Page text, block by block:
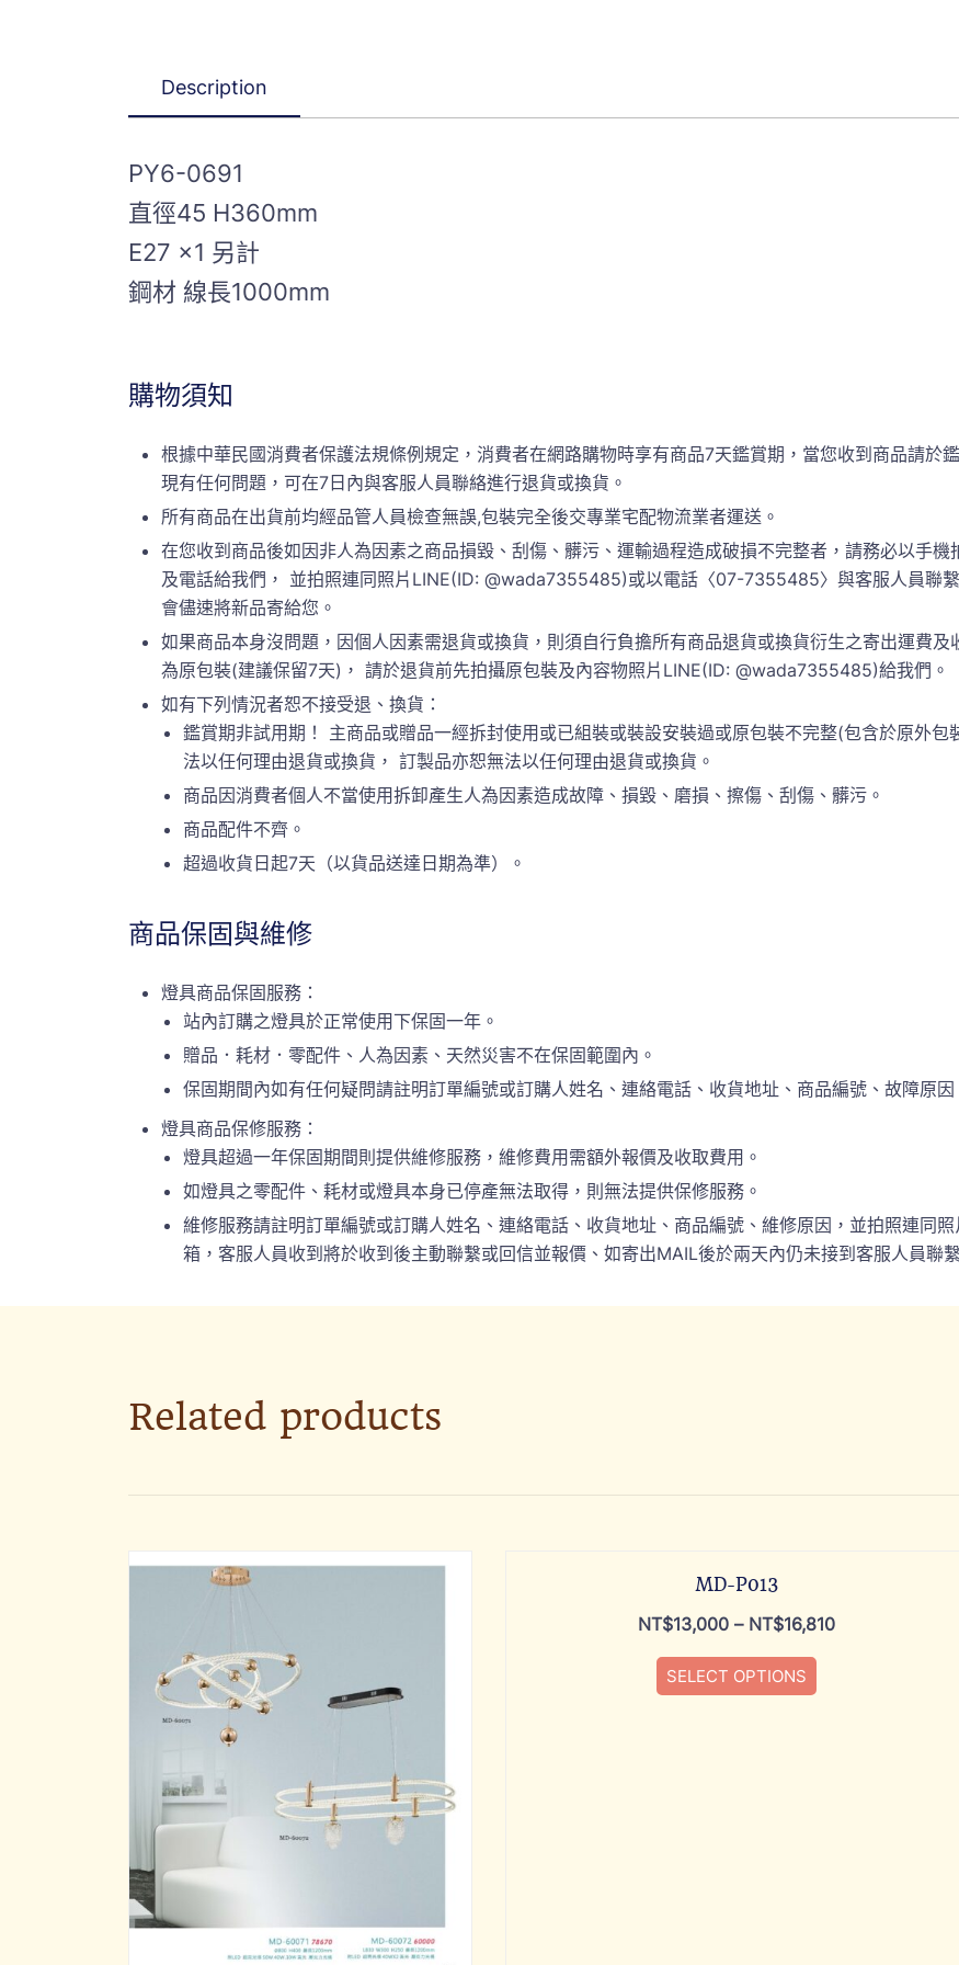
Description
PY6-0691
直徑45 H360mm
E27 x1 另計
鋼材 線長1000mm
購物須知
根據中華民國消費者保護法規條例規定，消費者在網路購物時享有商品7天鑑賞期，當您收到商品請於
現有任何問題，可在7日內與客服人員聯絡進行退貨或換貨。
所有商品在出貨前均經品管人員檢查無誤,包裝完全後交專業宅配物流業者運送。
在您收到商品後如因非人為因素之商品損毀、刮傷、髒污、運輸過程造成破損不完整者，請務必以手
及電話給我們， 並拍照連同照片LINE(ID: @wada7355485)或以電話〈07-7355485〉與客服人員聯
會儘速將新品寄給您。
如果商品本身沒問題，因個人因素需退貨或換貨，則須自行負擔所有商品退貨或換貨衍生之寄出運費
為原包裝(建議保留7天)， 請於退貨前先拍攝原包裝及內容物照片LINE(ID: @wada7355485)給我們。
如有下列情況者恕不接受退、換貨：
鑑賞期非試用期！ 主商品或贈品一經拆封使用或已組裝或裝設安裝過或原包裝不完整(包含於原外
法以任何理由退貨或換貨， 訂製品亦恕無法以任何理由退貨或換貨。
商品因消費者個人不當使用拆卸產生人為因素造成故障、損毀、磨損、擦傷、刮傷、髒污。
商品配件不齊。
超過收貨日起7天（以貨品送達日期為準）。
商品保固與維修
燈具商品保固服務：
站內訂購之燈具於正常使用下保固一年。
贈品．耗材．零配件、人為因素、天然災害不在保固範圍內。
保固期間內如有任何疑問請註明訂單編號或訂購人姓名、連絡電話、收貨地址、商品編號、故障原
燈具商品保修服務：
燈具超過一年保固期間則提供維修服務，維修費用需額外報價及收取費用。
如燈具之零配件、耗材或燈具本身已停產無法取得，則無法提供保修服務。
維修服務請註明訂單編號或訂購人姓名、連絡電話、收貨地址、商品編號、維修原因，並拍照連同
箱，客服人員收到將於收到後主動聯繫或回信並報價、如寄出MAIL後於兩天內仍未接到客服人員聯
Related products
MD-P013
NT$13,000 – NT$16,810
SELECT OPTIONS